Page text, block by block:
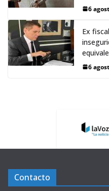
6
Ex
6
Contacto